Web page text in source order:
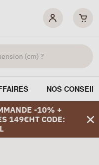
NOS
-10% +
149€HT CODE: